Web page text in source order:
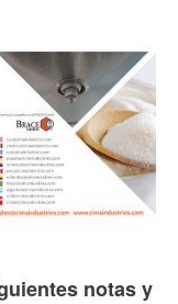
notas y